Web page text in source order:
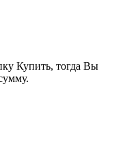
Купить, тогда Вы